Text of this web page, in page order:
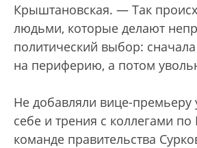
Крыштановская. — Так
людьми, которые делают
политический выбор:
на периферию, а потом
Не добавляли вице-премьеру
себе и трения с коллегами
команде правительства